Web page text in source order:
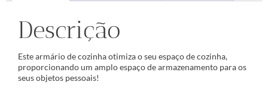
Descrição
Este armário de cozinha otimiza o seu espaço de cozinha,
proporcionando um amplo espaço de armazenamento para os
seus objetos pessoais!